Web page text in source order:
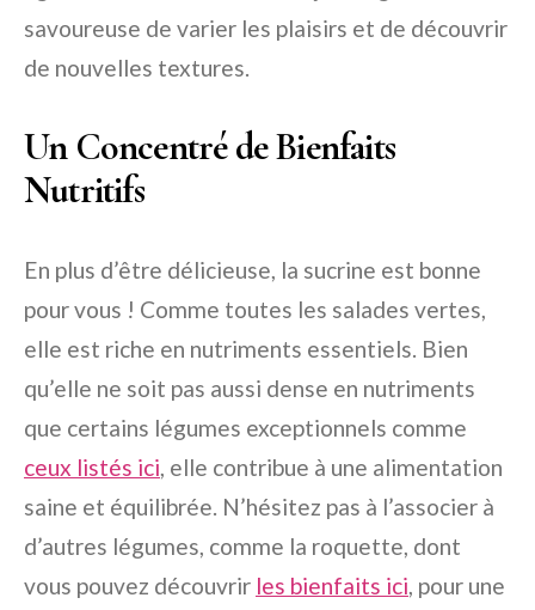
savoureuse de varier les plaisirs et de découvrir
de nouvelles textures.
Un Concentré de Bienfaits
Nutritifs
En plus d’être délicieuse, la sucrine est bonne
pour vous ! Comme toutes les salades vertes,
elle est riche en nutriments essentiels. Bien
qu’elle ne soit pas aussi dense en nutriments
que certains légumes exceptionnels comme
ceux listés ici, elle contribue à une alimentation
saine et équilibrée. N’hésitez pas à l’associer à
d’autres légumes, comme la roquette, dont
vous pouvez découvrir les bienfaits ici, pour une